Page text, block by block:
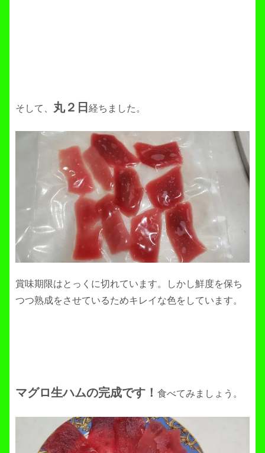
そして、 丸２日 経ちました。
賞味期限はとっくに切れています。しかし鮮度を保ち
つつ熟成をさせているためキレイな色をしています。
マグロ生ハムの完成です！ 食べてみましょう。